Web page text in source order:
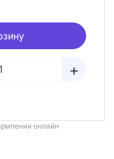
+
онлайн